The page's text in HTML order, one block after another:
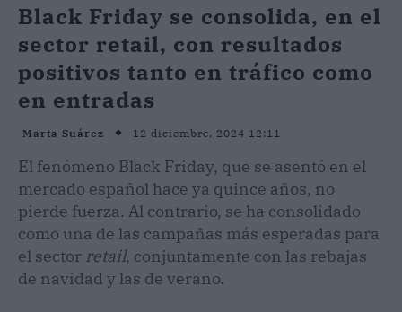
Black Friday se consolida, en el
sector retail, con resultados
positivos tanto en tráfico como
en entradas
Marta Suárez 12 diciembre, 2024 12:11
El fenómeno Black Friday, que se asentó en el
mercado español hace ya quince años, no
pierde fuerza. Al contrario, se ha consolidado
como una de las campañas más esperadas para
el sector retail, conjuntamente con las rebajas
de navidad y las de verano.